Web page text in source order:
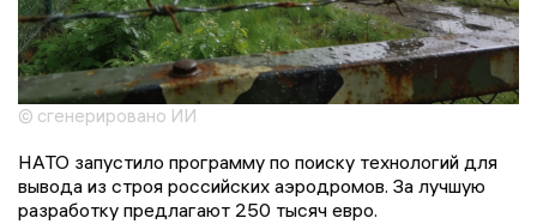
© сгенерировано ИИ
НАТО запустило программу по поиску технологий для
вывода из строя российских аэродромов. За лучшую
разработку предлагают 250 тысяч евро.